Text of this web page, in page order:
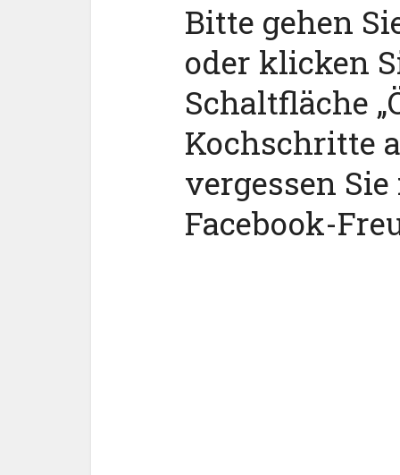
Bitte gehen
oder klicken
Schaltfläche
Kochschritte
vergessen
Facebook-